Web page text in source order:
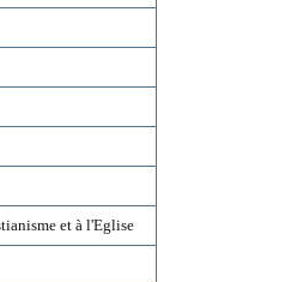
et à l'Eglise